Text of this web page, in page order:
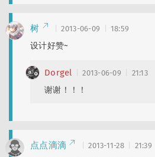
树 2013-06-09 18:59
设计好赞~
Dorgel 2013-06-09 21:13
谢谢！！！
点点滴滴 2013-11-28 21:39